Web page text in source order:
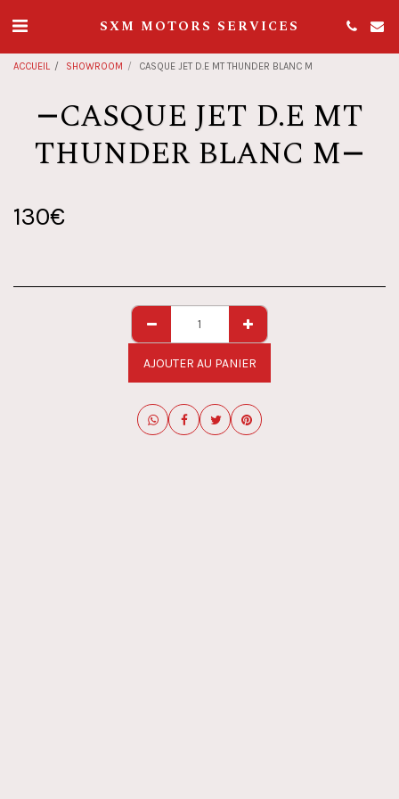
SXM MOTORS SERVICES
ACCUEIL SHOWROOM CASQUE JET D.E MT THUNDER BLANC M
CASQUE JET D.E MT
THUNDER BLANC M
130€
AJOUTER AU PANIER